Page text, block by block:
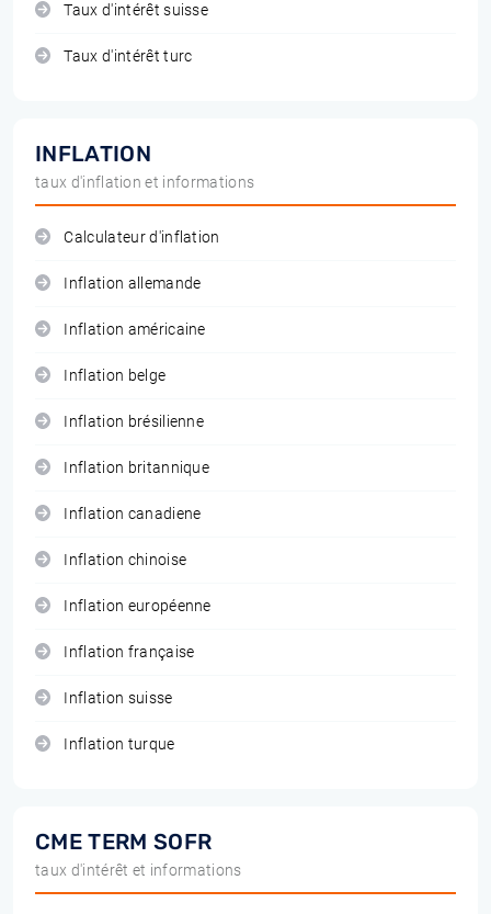
Taux d'intérêt suisse
Taux d'intérêt turc
INFLATION
taux d'inflation et informations
Calculateur d'inflation
Inflation allemande
Inflation américaine
Inflation belge
Inflation brésilienne
Inflation britannique
Inflation canadiene
Inflation chinoise
Inflation européenne
Inflation française
Inflation suisse
Inflation turque
CME TERM SOFR
taux d'intérêt et informations